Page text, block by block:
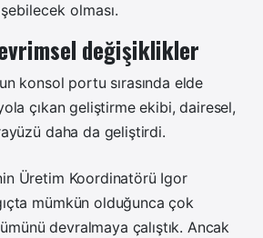
olması.
değişiklikler
konsol portu sırasında elde
çıkan geliştirme ekibi, dairesel,
daha da geliştirdi.
Üretim Koordinatörü Igor
mümkün olduğunca çok
devralmaya çalıştık. Ancak